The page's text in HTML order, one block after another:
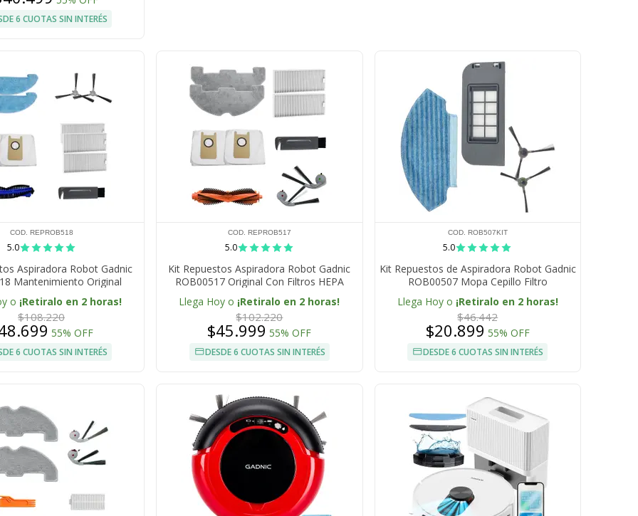
6 CUOTAS SIN INTERÉS
COD. REPROB518
5.0
Aspiradora Robot Gadnic
Mantenimiento Original
Reemplazo Para Optimo
Rendimiento
o ¡Retiralo en 2 horas!
$108.220
55% OFF
6 CUOTAS SIN INTERÉS
COD. REPROB517
5.0
Kit Repuestos Aspiradora Robot Gadnic
ROB00517 Original Con Filtros HEPA
Cepillos Laterales Mopas Bolsas De Polvo
Llega Hoy o ¡Retiralo en 2 horas!
$102.220
$45.999 55% OFF
DESDE 6 CUOTAS SIN INTERÉS
COD. ROB507KIT
5.0
Kit Repuestos de Aspiradora Robot Gadnic
ROB00507 Mopa Cepillo Filtro
Llega Hoy o ¡Retiralo en 2 horas!
$46.442
$20.899 55% OFF
DESDE 6 CUOTAS SIN INTERÉS